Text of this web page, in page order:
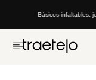
Básicos infaltables: